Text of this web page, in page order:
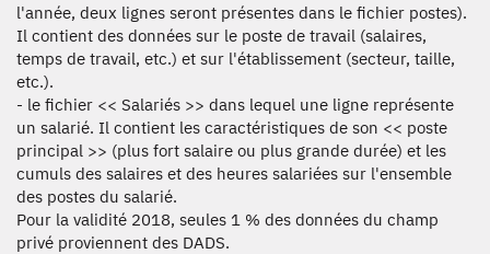
l'année, deux lignes seront présentes dans le fichier postes).
Il contient des données sur le poste de travail (salaires,
temps de travail, etc.) et sur l'établissement (secteur, taille,
etc.).
- le fichier << Salariés >> dans lequel une ligne représente
un salarié. Il contient les caractéristiques de son << poste
principal >> (plus fort salaire ou plus grande durée) et les
cumuls des salaires et des heures salariées sur l'ensemble
des postes du salarié.
Pour la validité 2018, seules 1 % des données du champ
privé proviennent des DADS.